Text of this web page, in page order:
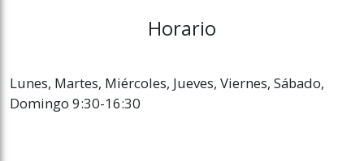
Horario
Lunes, Martes, Miércoles, Jueves, Viernes, Sábado,
Domingo 9:30-16:30